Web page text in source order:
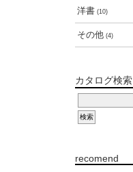
洋書 (10)
その他 (4)
カタログ検索
recomend